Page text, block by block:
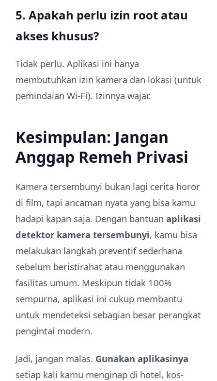
5. Apakah perlu izin root atau
akses khusus?
Tidak perlu. Aplikasi ini hanya
membutuhkan izin kamera dan lokasi (untuk
pemindaian Wi-Fi). Izinnya wajar.
Kesimpulan: Jangan
Anggap Remeh Privasi
Kamera tersembunyi bukan lagi cerita horor
di film, tapi ancaman nyata yang bisa kamu
hadapi kapan saja. Dengan bantuan aplikasi
detektor kamera tersembunyi, kamu bisa
melakukan langkah preventif sederhana
sebelum beristirahat atau menggunakan
fasilitas umum. Meskipun tidak 100%
sempurna, aplikasi ini cukup membantu
untuk mendeteksi sebagian besar perangkat
pengintai modern.
Jadi, jangan malas. Gunakan aplikasinya
setiap kali kamu menginap di hotel, kos-